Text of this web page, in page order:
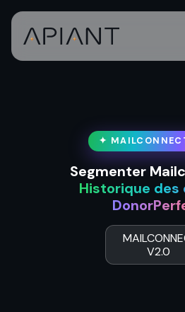
✦
Segmenter
Historique des
V2.0